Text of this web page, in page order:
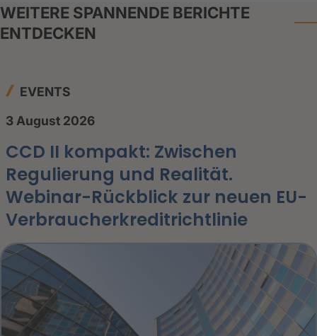
WEITERE SPANNENDE BERICHTE
ENTDECKEN
EVENTS
3 August 2026
CCD II kompakt: Zwischen
Regulierung und Realität.
Webinar-Rückblick zur neuen EU-
Verbraucherkreditrichtlinie